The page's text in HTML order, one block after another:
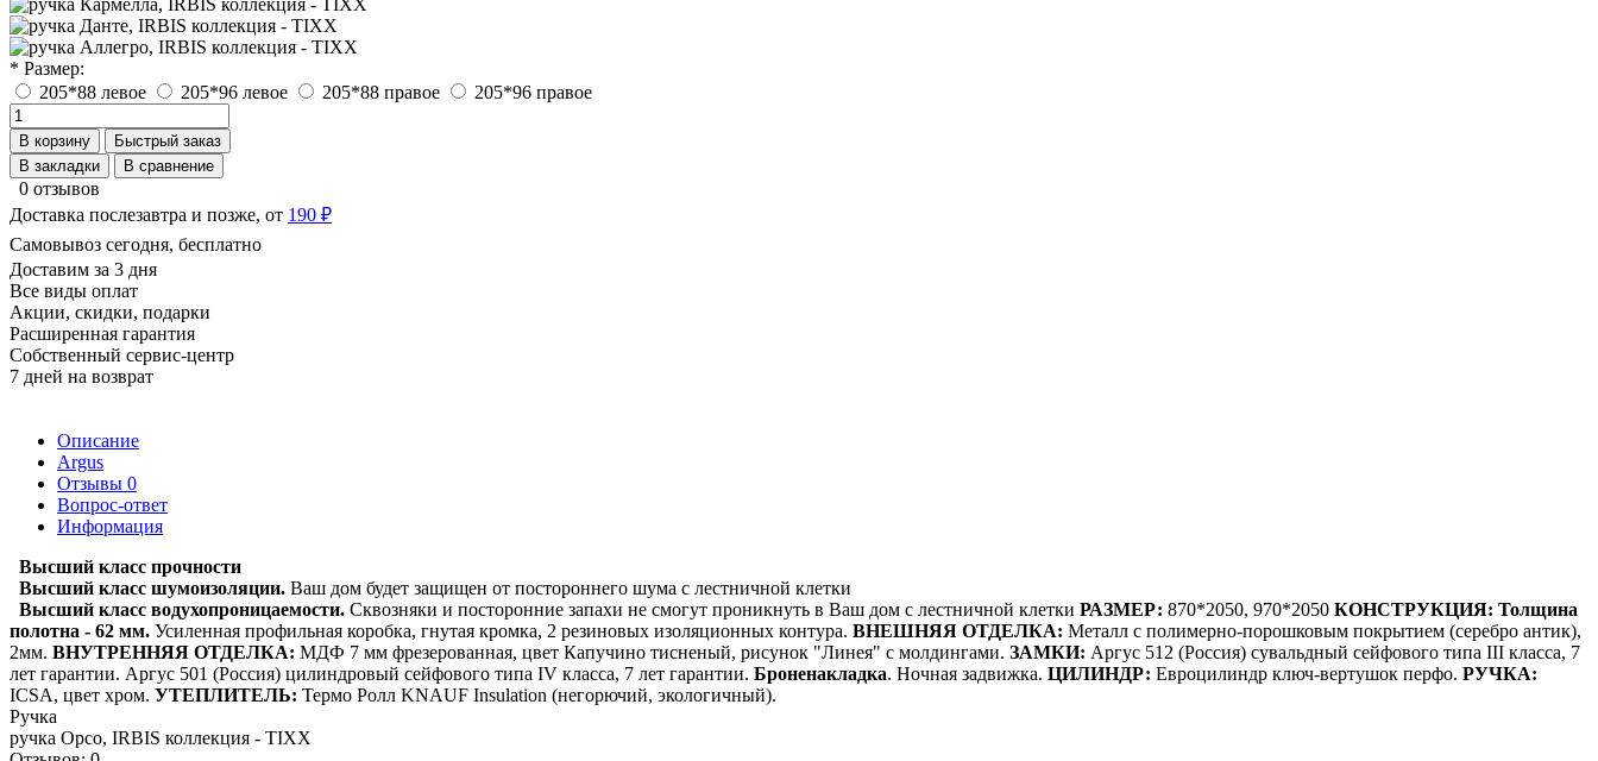
* Размер:
205*88 левое
205*96 левое 205*88 правое 205*96 правое
В корзину
Быстрый заказ
В закладки
В сравнение
0 отзывов
Доставка послезавтра и позже, от 190 ₽
Самовывоз сегодня, бесплатно
Доставим за 3 дня
Все виды оплат
Акции, скидки, подарки
Расширенная гарантия
Собственный сервис-центр
7 дней на возврат
Описание
Argus
Отзывы 0
Вопрос-ответ
Информация
Высший класс прочности
Высший класс шумоизоляции. Ваш дом будет защищен от постороннего шума с лестничной клетки
Высший класс водухопроницаемости. Сквозняки и посторонние запахи не смогут проникнуть в Ваш дом с лестничной клетки РАЗМЕР: 870*2050, 970*2050 КОНСТРУКЦИЯ: Толщина
полотна - 62 мм. Усиленная профильная коробка, гнутая кромка, 2 резиновых изоляционных контура. ВНЕШНЯЯ ОТДЕЛКА: Металл с полимерно-порошковым покрытием (серебро антик),
2мм. ВНУТРЕННЯЯ ОТДЕЛКА: МДФ 7 мм фрезерованная, цвет Капучино тисненый, рисунок "Линея" с молдингами. ЗАМКИ: Аргус 512 (Россия) сувальдный сейфового типа III класса, 7
лет гарантии. Аргус 501 (Россия) цилиндровый сейфового типа IV класса, 7 лет гарантии. Броненакладка. Ночная задвижка. ЦИЛИНДР: Евроцилиндр ключ-вертушок перфо. РУЧКА:
ICSA, цвет хром. УТЕПЛИТЕЛЬ: Термо Ролл KNAUF Insulation (негорючий, экологичный).
Ручка
ручка Орсо, IRBIS коллекция - TIXX